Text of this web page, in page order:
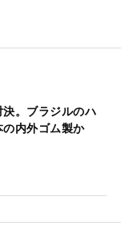
。ブラジルのハ
内外ゴム製か